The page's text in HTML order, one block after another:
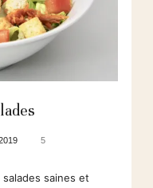
5
saines et